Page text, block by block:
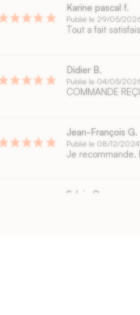
Karine pascal f.
Publié le 29/05/
Tout a fait
Didier B.
Publié le 04/05/
COMMANDE
Jean-François G.
Publié le 08/12/2024
Je recommande.
Sylvie C.
Qualité et